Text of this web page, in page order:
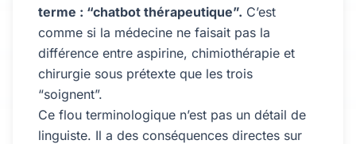
terme : “chatbot thérapeutique”. C’est
comme si la médecine ne faisait pas la
différence entre aspirine, chimiothérapie et
chirurgie sous prétexte que les trois
“soignent”.
Ce flou terminologique n’est pas un détail de
linguiste. Il a des conséquences directes sur